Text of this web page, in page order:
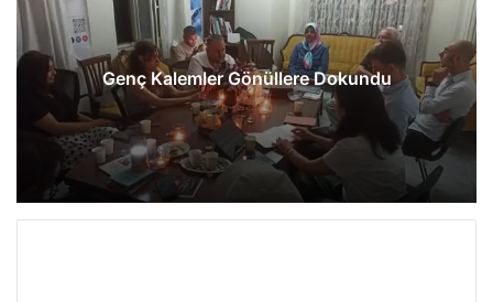
Genç Kalemler Gönüllere Dokundu